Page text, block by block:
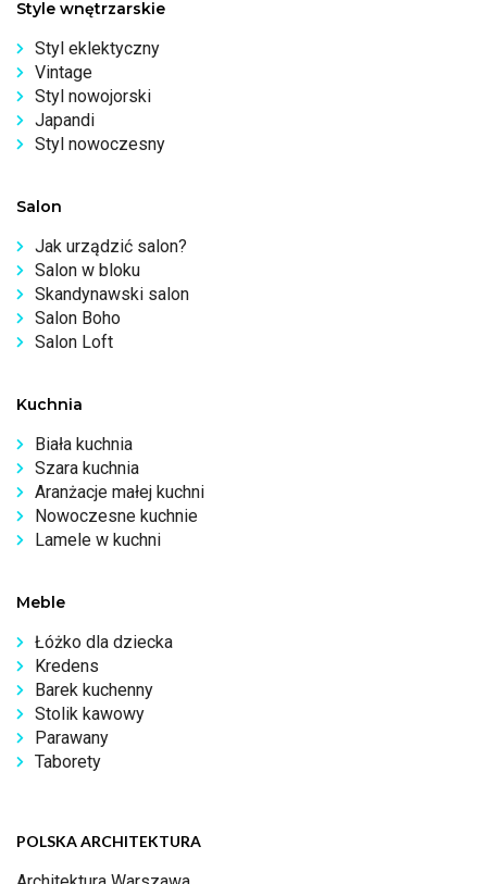
Style wnętrzarskie
Styl eklektyczny
Vintage
Styl nowojorski
Japandi
Styl nowoczesny
Salon
Jak urządzić salon?
Salon w bloku
Skandynawski salon
Salon Boho
Salon Loft
Kuchnia
Biała kuchnia
Szara kuchnia
Aranżacje małej kuchni
Nowoczesne kuchnie
Lamele w kuchni
Meble
Łóżko dla dziecka
Kredens
Barek kuchenny
Stolik kawowy
Parawany
Taborety
POLSKA ARCHITEKTURA